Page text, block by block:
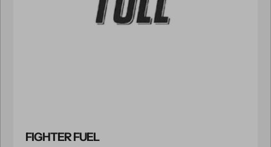
FIGHTER FUEL